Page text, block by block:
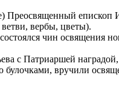
вербы, цветы).
чин освящения
с Патриаршей
вручили